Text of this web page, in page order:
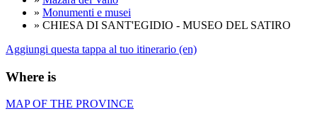
» Monumenti e musei
» CHIESA DI SANT'EGIDIO - MUSEO DEL SATIRO
Aggiungi questa tappa al tuo itinerario (en)
Where is
MAP OF THE PROVINCE